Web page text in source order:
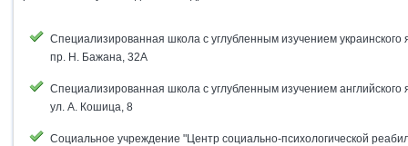
Специализированная школа с углубленным изучением
пр. Н. Бажана, 32А
Специализированная школа с углубленным изучением
ул. А. Кошица, 8
Социальное учреждение "Центр социально-психологической